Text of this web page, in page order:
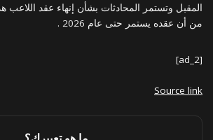
المقبل وتستمر المحادثات بشأن إنهاء عقد اللاعب
من أن عقده يستمر حتى عام 2026 .
[ad_2]
Source link